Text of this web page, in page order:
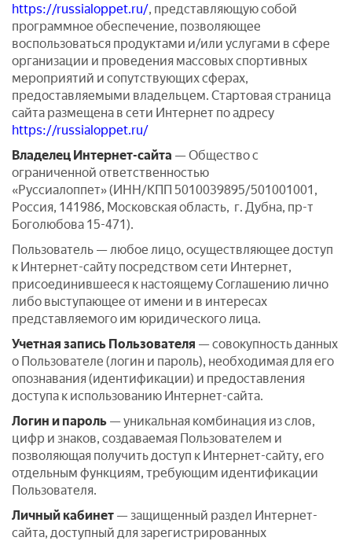
https://russialoppet.ru/, представляющую собой
программное обеспечение, позволяющее
воспользоваться продуктами и/или услугами в сфере
организации и проведения массовых спортивных
мероприятий и сопутствующих сферах,
предоставляемыми владельцем. Стартовая страница
сайта размещена в сети Интернет по адресу
https://russialoppet.ru/
Владелец Интернет-сайта — Общество с
ограниченной ответственностью
«Руссиалоппет» (ИНН/КПП 5010039895/501001001,
Россия, 141986, Московская область, г. Дубна, пр-т
Боголюбова 15-471).
Пользователь — любое лицо, осуществляющее доступ
к Интернет-сайту посредством сети Интернет,
присоединившееся к настоящему Соглашению лично
либо выступающее от имени и в интересах
представляемого им юридического лица.
Учетная запись Пользователя — совокупность данных
о Пользователе (логин и пароль), необходимая для его
опознавания (идентификации) и предоставления
доступа к использованию Интернет-сайта.
Логин и пароль — уникальная комбинация из слов,
цифр и знаков, создаваемая Пользователем и
позволяющая получить доступ к Интернет-сайту, его
отдельным функциям, требующим идентификации
Пользователя.
Личный кабинет — защищенный раздел Интернет-
сайта, доступный для зарегистрированных